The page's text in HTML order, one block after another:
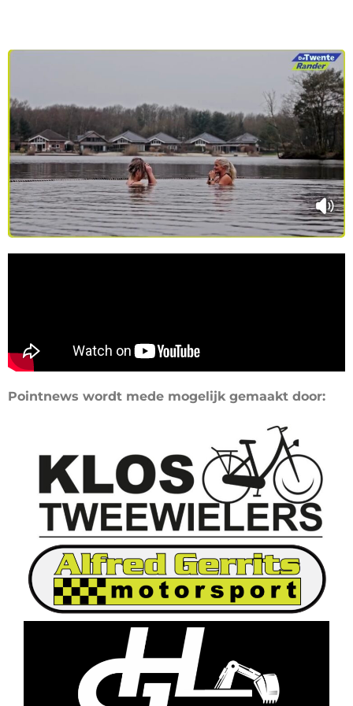
Pointnews wordt mede mogelijk gemaakt door: